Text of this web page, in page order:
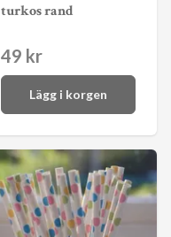
turkos rand
49 kr
Lägg i korgen